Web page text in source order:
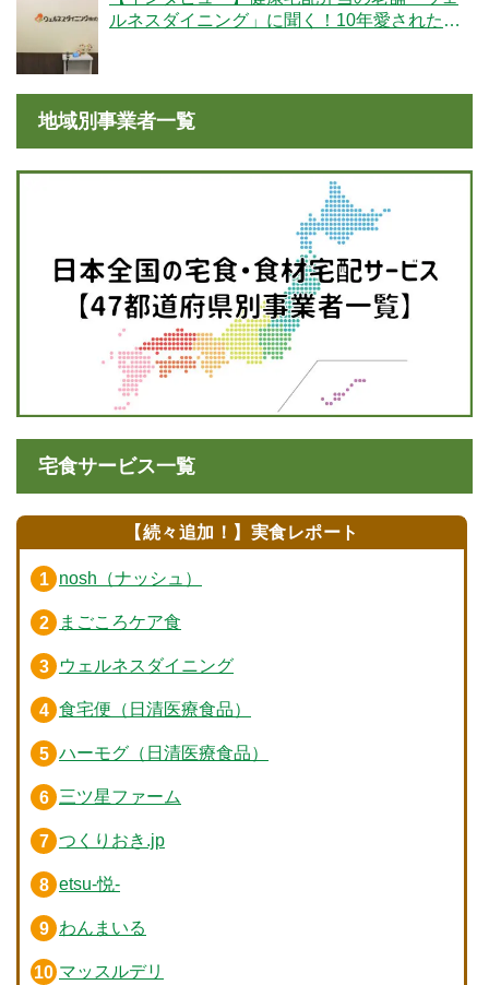
ルネスダイニング」に聞く！10年愛された秘
地域別事業者一覧
宅食サービス一覧
【続々追加！】実食レポート
nosh（ナッシュ）
まごころケア食
ウェルネスダイニング
食宅便（日清医療食品）
ハーモグ（日清医療食品）
三ツ星ファーム
つくりおき.jp
etsu-悦-
わんまいる
マッスルデリ